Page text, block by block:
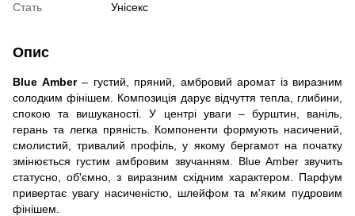
Стать
Унісекс
Опис
Blue Amber– густий, пряний, амбровий аромат із виразним
солодким фінішем. Композиція дарує відчуття тепла, глибини,
спокою та вишуканості. У центрі уваги – бурштин, ваніль,
герань та легка пряність. Компоненти формують насичений,
смолистий, тривалий профіль, у якому бергамот на початку
змінюється густим амбровим звучанням. Blue Amber звучить
статусно, об'ємно, з виразним східним характером. Парфум
привертає увагу насиченістю, шлейфом та м'яким пудровим
фінішем.